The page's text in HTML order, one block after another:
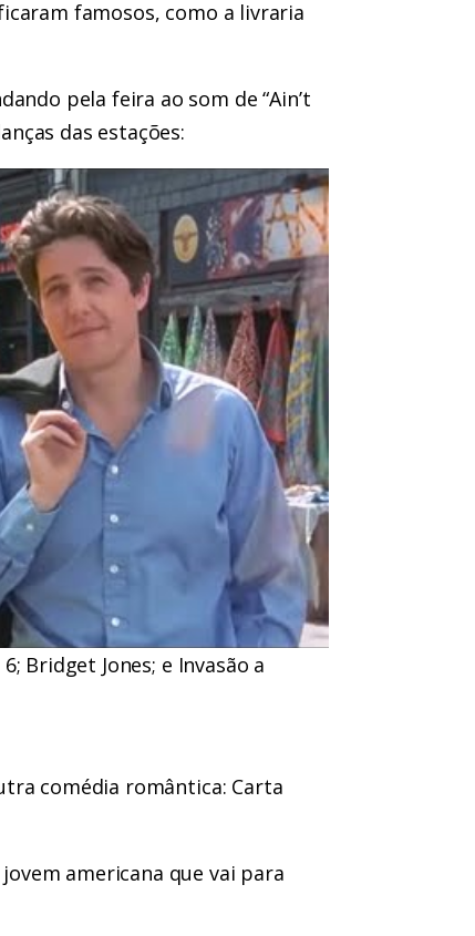
famosos, como a livraria
pela feira ao som de “Ain’t
das estações:
Bridget Jones; e Invasão a
comédia romântica: Carta
americana que vai para